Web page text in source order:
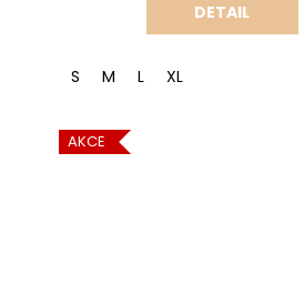
DETAIL
S M L XL
AKCE